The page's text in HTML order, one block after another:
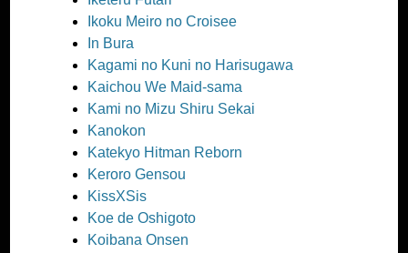
Ikoku Meiro no Croisee
In Bura
Kagami no Kuni no Harisugawa
Kaichou We Maid-sama
Kami no Mizu Shiru Sekai
Kanokon
Katekyo Hitman Reborn
Keroro Gensou
KissXSis
Koe de Oshigoto
Koibana Onsen